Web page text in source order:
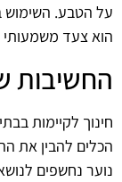
על הטבע. השימוש
הוא צעד
החשיבות
חינוך לקיימות
הכלים להבין את
נוער נחשפים